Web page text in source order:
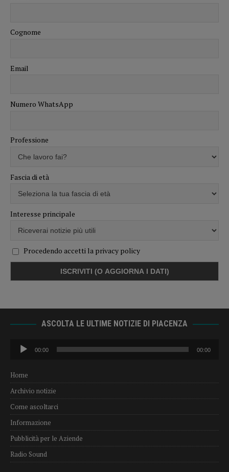
Cognome
Email
Numero WhatsApp
Professione
Fascia di età
Interesse principale
Procedendo accetti la privacy policy
ASCOLTA LE ULTIME NOTIZIE DI PIACENZA
Audio
Player
00:00 00:00
Home
Archivio notizie
Come ascoltarci
Informazione
Pubblicità per le Aziende
Radio Sound